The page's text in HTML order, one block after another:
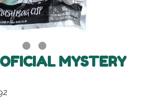
MYSTERY